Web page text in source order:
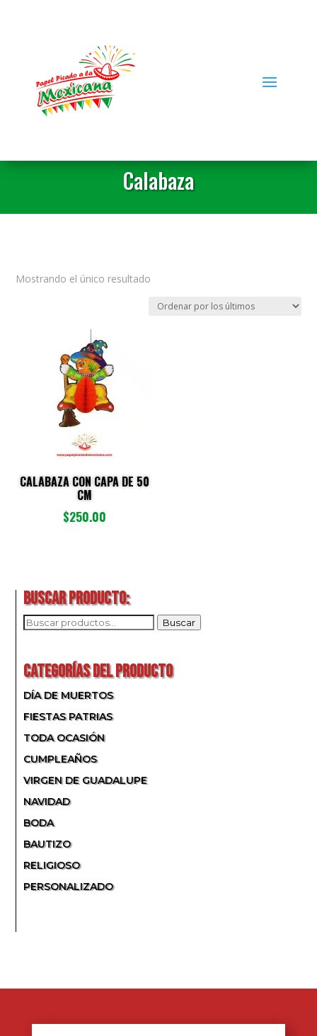
Calabaza
Mostrando el único resultado
CALABAZA CON CAPA DE 50
CM
$250.00
BUSCAR PRODUCTO:
BUSCAR
Buscar
CATEGORÍAS DEL PRODUCTO
DÍA DE MUERTOS
FIESTAS PATRIAS
TODA OCASIÓN
CUMPLEAÑOS
VIRGEN DE GUADALUPE
NAVIDAD
BODA
BAUTIZO
RELIGIOSO
PERSONALIZADO